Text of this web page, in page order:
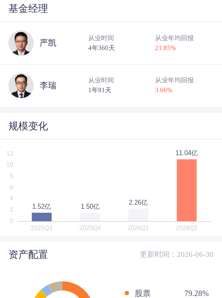
基金经理
严凯
从业时间
4年360天
从业年均回报
21.85%
李瑞
从业时间
1年91天
从业年均回报
3.66%
规模变化
资产配置 更新时间：2026-06-30
股票
79.28%